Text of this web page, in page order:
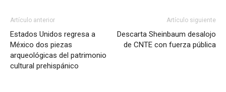
Artículo anterior
Estados Unidos regresa a
México dos piezas
arqueológicas del patrimonio
cultural prehispánico
Artículo siguiente
Descarta Sheinbaum desalojo
de CNTE con fuerza pública